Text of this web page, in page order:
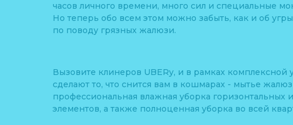
часов личного времени, много сил и специальные
Но теперь обо всем этом можно забыть, как и об
по поводу грязных жалюзи.
Вызовите клинеров UBERy, и в рамках комплексной
сделают то, что снится вам в кошмарах - мытье
профессиональная влажная уборка горизонтальных
элементов, а также полноценная уборка во всей